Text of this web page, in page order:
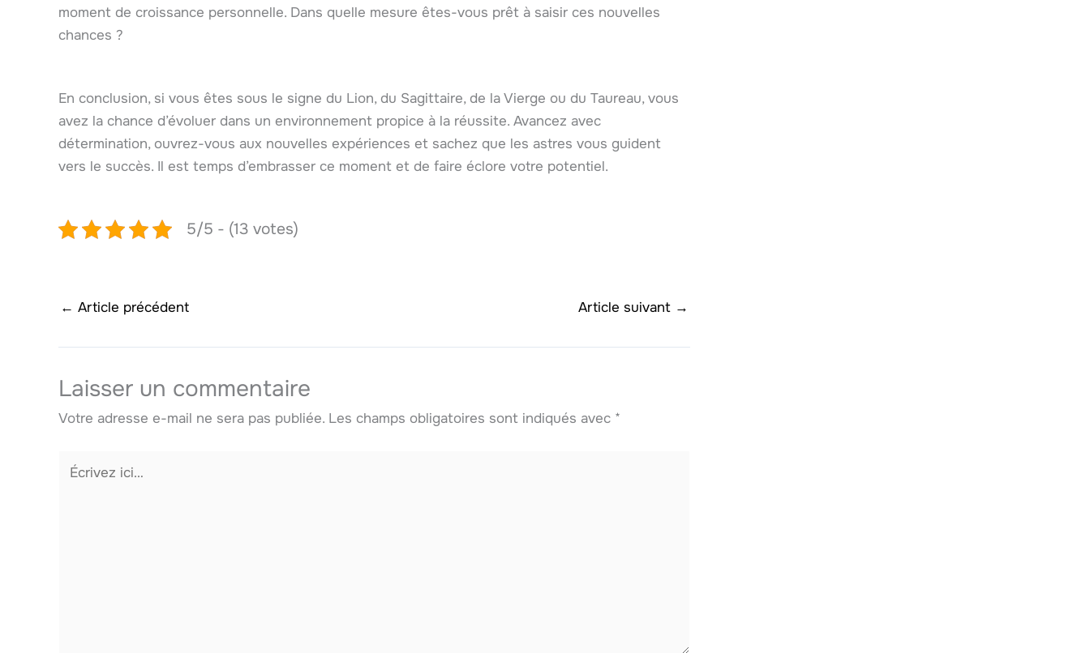
moment de croissance personnelle. Dans quelle mesure êtes-vous prêt à saisir ces nouvelles
chances ?
En conclusion, si vous êtes sous le signe du Lion, du Sagittaire, de la Vierge ou du Taureau, vous
avez la chance d’évoluer dans un environnement propice à la réussite. Avancez avec
détermination, ouvrez-vous aux nouvelles expériences et sachez que les astres vous guident
vers le succès. Il est temps d’embrasser ce moment et de faire éclore votre potentiel.
5/5 - (13 votes)
← Article précédent Article suivant →
Laisser un commentaire
Votre adresse e-mail ne sera pas publiée. Les champs obligatoires sont indiqués avec *
Écrivez